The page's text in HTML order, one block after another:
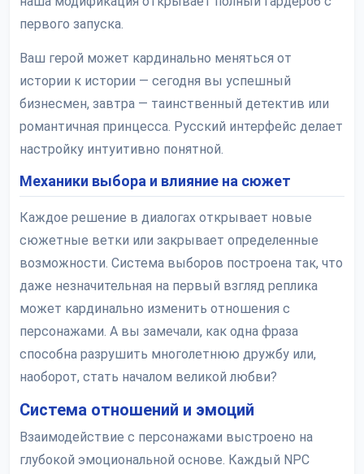
первого запуска.
Ваш герой может кардинально меняться от
истории к истории — сегодня вы успешный
бизнесмен, завтра — таинственный детектив или
романтичная принцесса. Русский интерфейс делает
настройку интуитивно понятной.
Механики выбора и влияние на сюжет
Каждое решение в диалогах открывает новые
сюжетные ветки или закрывает определенные
возможности. Система выборов построена так, что
даже незначительная на первый взгляд реплика
может кардинально изменить отношения с
персонажами. А вы замечали, как одна фраза
способна разрушить многолетнюю дружбу или,
наоборот, стать началом великой любви?
Система отношений и эмоций
Взаимодействие с персонажами выстроено на
глубокой эмоциональной основе. Каждый NPC